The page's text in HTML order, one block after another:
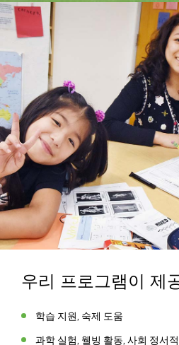
우리 프로그램이 제
학습 지원, 숙제 도움
과학 실험, 웰빙 활동, 사회 정서